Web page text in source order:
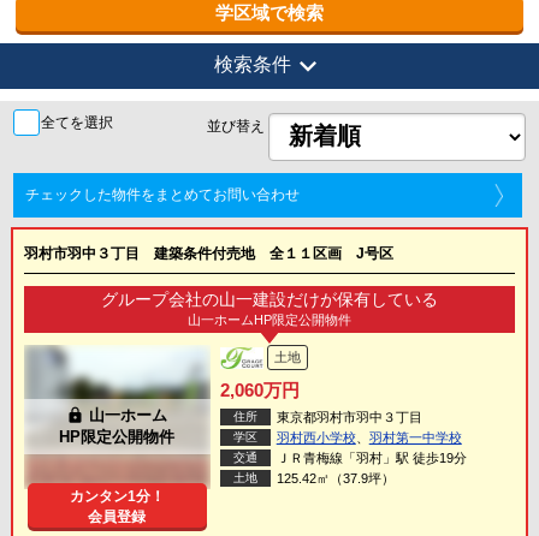
学区域で検索
検索条件 expand_more
全てを選択 並び替え
チェックした物件をまとめてお問い合わせ
羽村市羽中３丁目 建築条件付売地 全１１区画 J号区
グループ会社の山一建設だけが保有している
山一ホームHP限定公開物件
lock 山一ホーム
HP限定公開物件
カンタン1分！
会員登録
土地
2,060万円
住所 東京都羽村市羽中３丁目
学区 羽村西小学校、 羽村第一中学校
交通 ＪＲ青梅線「羽村」駅 徒歩19分
土地 125.42㎡（37.9坪）